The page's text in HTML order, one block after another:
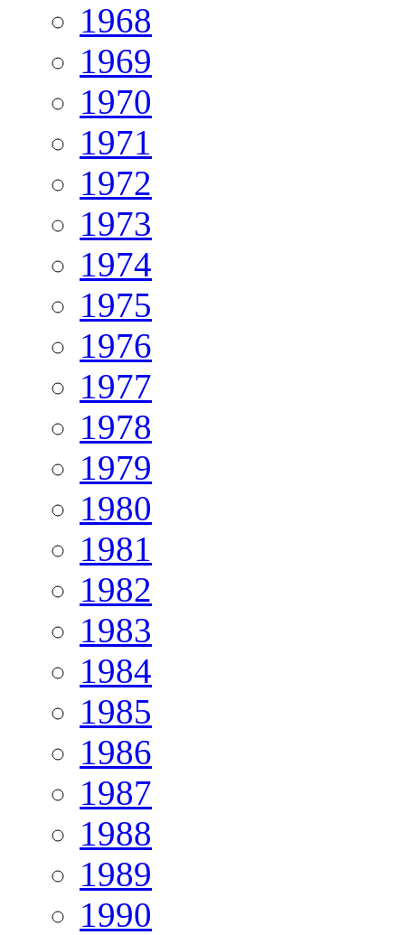
1968
1969
1970
1971
1972
1973
1974
1975
1976
1977
1978
1979
1980
1981
1982
1983
1984
1985
1986
1987
1988
1989
1990